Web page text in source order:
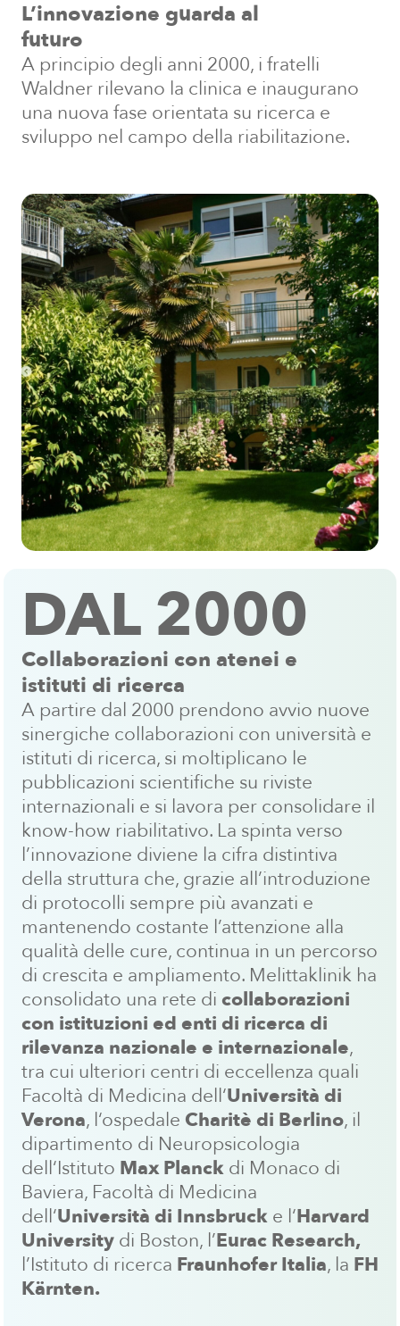
L’innovazione guarda al
futuro
A principio degli anni 2000, i fratelli
Waldner rilevano la clinica e inaugurano
una nuova fase orientata su ricerca e
sviluppo nel campo della riabilitazione.
DAL 2000
Collaborazioni con atenei e
istituti di ricerca
A partire dal 2000 prendono avvio nuove
sinergiche collaborazioni con università e
istituti di ricerca, si moltiplicano le
pubblicazioni scientifiche su riviste
internazionali e si lavora per consolidare il
know-how riabilitativo. La spinta verso
l’innovazione diviene la cifra distintiva
della struttura che, grazie all’introduzione
di protocolli sempre più avanzati e
mantenendo costante l’attenzione alla
qualità delle cure, continua in un percorso
di crescita e ampliamento. Melittaklinik ha
consolidato una rete di collaborazioni
con istituzioni ed enti di ricerca di
rilevanza nazionale e internazionale,
tra cui ulteriori centri di eccellenza quali
Facoltà di Medicina dell‘Università di
Verona, l‘ospedale Charitè di Berlino, il
dipartimento di Neuropsicologia
dell‘Istituto Max Planckdi Monaco di
Baviera, Facoltà di Medicina
dell‘Università di Innsbrucke l‘Harvard
Universitydi Boston, l’Eurac Research,
l’Istituto di ricerca Fraunhofer Italia, la FH
Kärnten.